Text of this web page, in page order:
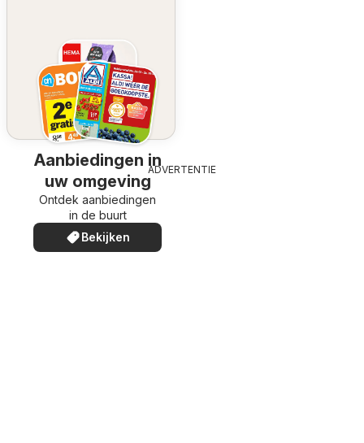
Aanbiedingen in
uw omgeving
Ontdek aanbiedingen
in de buurt
Bekijken
ADVERTENTIE